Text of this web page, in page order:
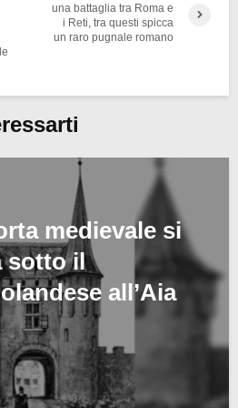
una battaglia tra Roma e
i Reti, tra questi spicca
un raro pugnale romano
medievale si
sotto il
all’Aia